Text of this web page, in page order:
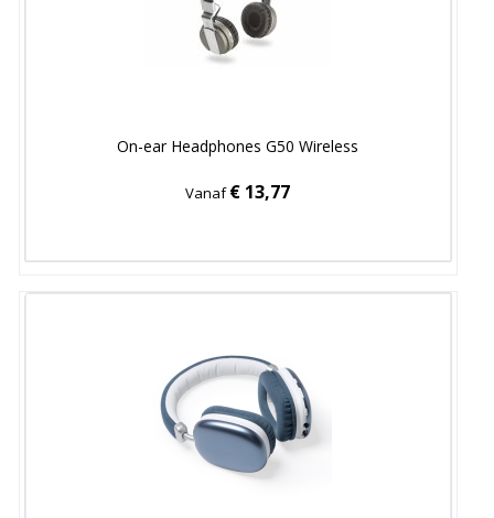
On-ear Headphones G50 Wireless
Vanaf€ 13,77